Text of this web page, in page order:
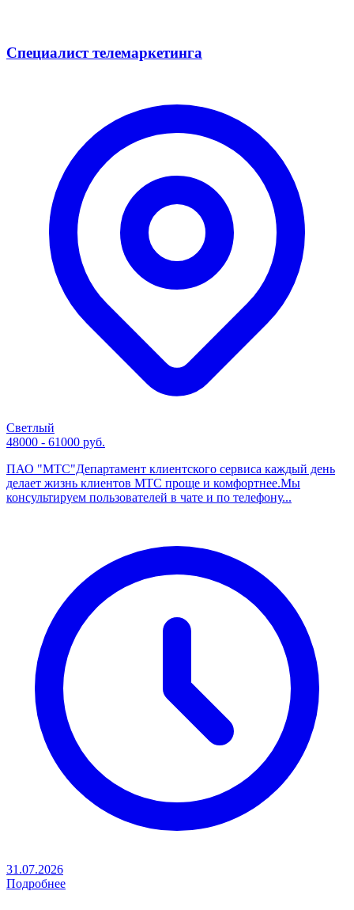
Специалист телемаркетинга
Светлый
48000 - 61000 руб.
ПАО "МТС"Департамент клиентского сервиса каждый день
делает жизнь клиентов МТС проще и комфортнее.Мы
консультируем пользователей в чате и по телефону...
31.07.2026
Подробнее